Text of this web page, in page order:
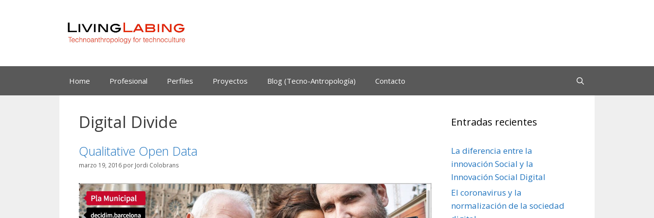
Home Profesional Perfiles Proyectos Blog (Tecno-Antropología) Contacto
Digital Divide
Qualitative Open Data
marzo 19, 2016 por Jordi Colobrans
Entradas recientes
La diferencia entre la
innovación Social y la
Innovación Social Digital
El coronavirus y la
normalización de la sociedad